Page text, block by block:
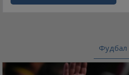
Фудбал